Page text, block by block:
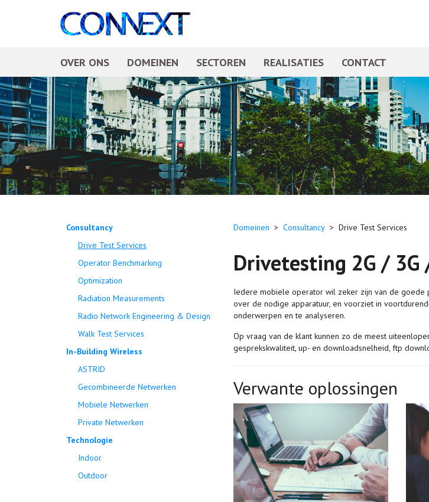
OVER ONS DOMEINEN SECTOREN REALISATIES CONTACT
Consultancy
Drive Test Services
Operator Benchmarking
Optimization
Radiation Measurements
Radio Network Engineering & Design
Walk Test Services
In-Building Wireless
ASTRID
Gecombineerde Netwerken
Mobiele Netwerken
Private Netwerken
Technologie
Indoor
Outdoor
Domeinen > Consultancy > Drive Test Services
Drivetesting 2G / 3G
Iedere mobiele operator wil zeker zijn van de goede
over de nodige apparatuur, en voorziet in
onderwerpen en te analyseren.
Op vraag van de klant kunnen zo de meest
gesprekskwaliteit, up- en downloadsnelheid, ftp
Verwante oplossingen